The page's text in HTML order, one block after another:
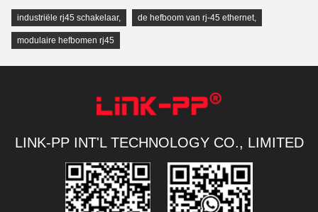
industriële rj45 schakelaar, de hefboom van rj-45 ethernet,
modulaire hefbomen rj45
LINK-PP INT'L TECHNOLOGY CO., LIMITED